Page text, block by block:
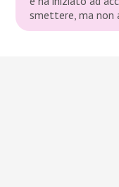
smettere, ma non